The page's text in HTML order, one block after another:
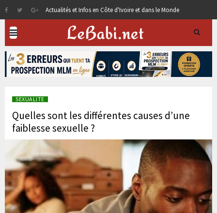
Actualités et Infos en Côte d'Ivoire et dans le Monde
SEXUALITE
Quelles sont les différentes causes d’une
faiblesse sexuelle ?